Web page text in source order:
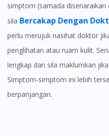
simptom (samada disenaraikan
sila Bercakap Dengan
perlu merujuk nasihat doktor
penglihatan atau ruam kulit.
lengkap dan sila maklumkan
Simptom-simptom ini lebih
berpanjangan.